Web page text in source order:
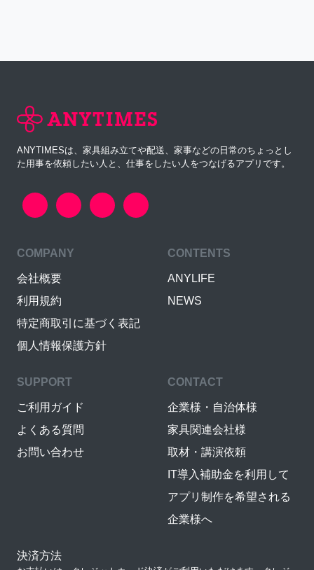
ANYTIMESは、家具組み立てや配送、家事などの日常のちょっとし
た用事を依頼したい人と、仕事をしたい人をつなげるアプリです。
COMPANY
会社概要
利用規約
特定商取引に基づく表記
個人情報保護方針
CONTENTS
ANYLIFE
NEWS
SUPPORT
ご利用ガイド
よくある質問
お問い合わせ
CONTACT
企業様・自治体様
家具関連会社様
取材・講演依頼
IT導入補助金を利用して
アプリ制作を希望される
企業様へ
決済方法